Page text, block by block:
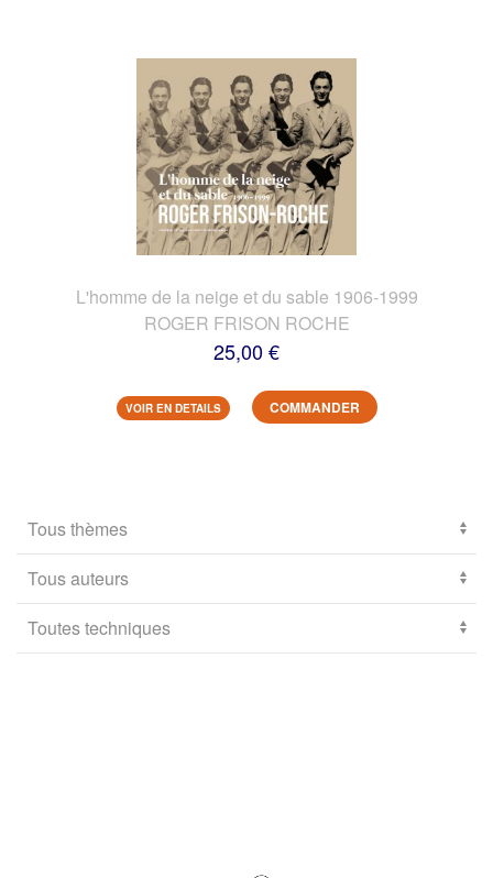
L'homme de la neige et du sable 1906-1999
ROGER FRISON ROCHE
25,00 €
VOIR EN DETAILS COMMANDER